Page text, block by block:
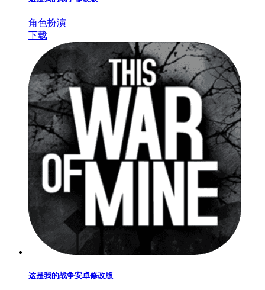
角色扮演
下载
这是我的战争安卓修改版